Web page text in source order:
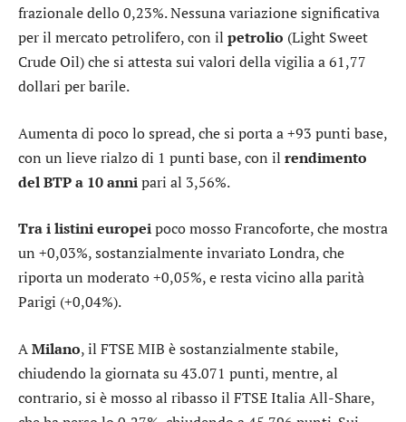
frazionale dello 0,23%. Nessuna variazione significativa
per il mercato petrolifero, con il petrolio (Light Sweet
Crude Oil) che si attesta sui valori della vigilia a 61,77
dollari per barile.
Aumenta di poco lospread, che si porta a +93 punti base,
con un lieve rialzo di 1 punti base, con il rendimento
del BTP a 10 annipari al 3,56%.
Tra i listini europeipoco mossoFrancoforte, che mostra
un +0,03%, sostanzialmente invariatoLondra, che
riporta un moderato +0,05%, e resta vicino alla parità
Parigi (+0,04%).
AMilano, il FTSE MIB è sostanzialmente stabile,
chiudendo la giornata su 43.071 punti, mentre, al
contrario, si è mosso al ribasso il FTSE Italia All-Share,